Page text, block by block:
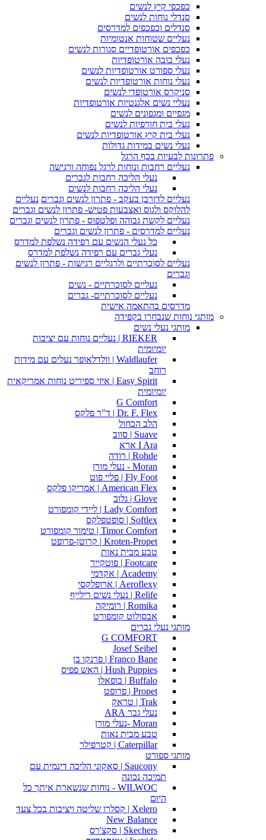
כפכפי קיץ לנשים
סנדלי נוחות לנשים
סנדלים וכפכפים למדרסים
נעליים שטוחות אנטומיות
כפכפים אורטופדיים סגורות לנשים
נעלי בובה אורטופדיות
נעלי ספורט אורטופדיות לנשים
נעלי נוחות אורטופדיות לנשים
סניקרס אורטופדי לנשים
נעליי נשים אלגנטיות אורטופדיות
מגפיים ומגפונים לנשים
נעלי בית חורפיות לנשים
נעלי בית קיץ אורטופדיות לנשים
נעלי נשים במידות גדולות
פתרונות לבעיות בכף הרגל
נעליים רחבות ונוחות לרגל נפוחה ורגישה
נעלי הליכה רחבות לגברים
נעלי הליכה רחבות לנשים
נעליים לדורבן בעקב - פתרון לנשים וגברים נעליים
להלוקס ולגוס ואצבעות פטיש- פתרון לנשים וגברים
נעליים לקשת גבוהה ופלטפוס - פתרון לנשים וגברים
נעליים למדרסים - פתרון לנשים וגברים
כל נעלי הנשים עם רפידה נשלפת למדרס
נעלי גברים עם רפידה נשלפת למדרס
נעליים לסוכרתיים ולרגליים רגישות - פתרון לנשים
וגברים
נעליים לסוכרתיים - נשים
נעליים לסוכרתיים- גברים
מדרסים בהתאמה אישית
מותגי נוחות שנבחרו בקפידה
מותגי נעלי נשים
RIEKER | נעליים נוחות עם יציבות
יומיומית
Waldlaufer | וולדלאופר נעלים עם מידות
רוחב
Easy Spirit | איזי ספיריט נוחות אמריקאית
יומיומית
G Comfort
Dr. F. Flex | ד"ר פלקס
הלב הכחול
Suave | סווב
I Ara ארא
Rohde | רודה
Moran - נעלי מורן
Fly Foot | פליי פוט
American Flex | אמריקו פלקס
Glove | גלוב
Lady Comfort | ליידי קומפורט
Softlex | סופטפלקס
Timor Comfort | טימור קומפורט
Kroten-Propet | קרוטן-פרופט
טבע מבית נאות
Footcare | פוטקייר
Academy | אקדמי
Aeroflexy | ארופלקסי
Relife | נעלי נשים רילייף
Romika | רומיקה
אבסולוט קומפורט
מותגי נעלי גברים
G COMFORT
Josef Seibel
Franco Bane | פרנקו בן
Hush Puppies | האש פפיס
Buffalo | בופאלו
Propet | פרופט
Trak | טראק
נעלי גבר ARA
Moran -נעלי מורן
טבע מבית נאות
Caterpillar | קטרפילר
מותגי ספורט
Saucony | סאקוני הליכה דינמית עם
תמיכה נכונה
WILWOC - נוחות שנשארת איתך כל
היום
Xelero | קסלרו שליטה ויציבות בכל צעד
New Balance
Skechers | סקצ'רס